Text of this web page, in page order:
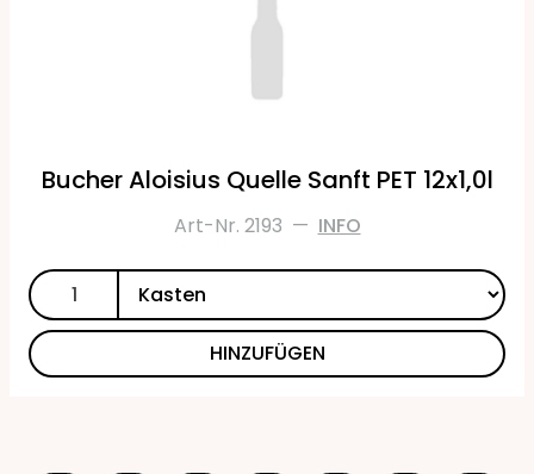
Bucher Aloisius Quelle Sanft PET 12x1,0l
Art-Nr. 2193 — INFO
HINZUFÜGEN